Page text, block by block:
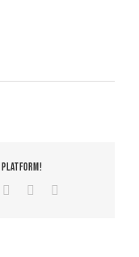
Platform!
Pinterest